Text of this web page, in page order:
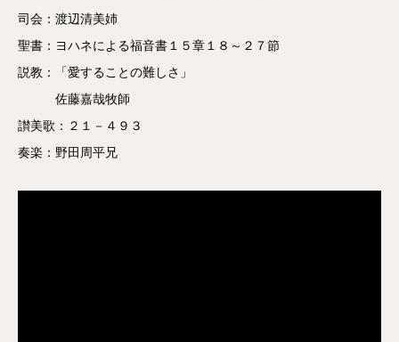
司会：渡辺清美姉
聖書：ヨハネによる福音書１５章１８～２７節
説教：「愛することの難しさ」
佐藤嘉哉牧師
讃美歌：２１－４９３
奏楽：野田周平兄